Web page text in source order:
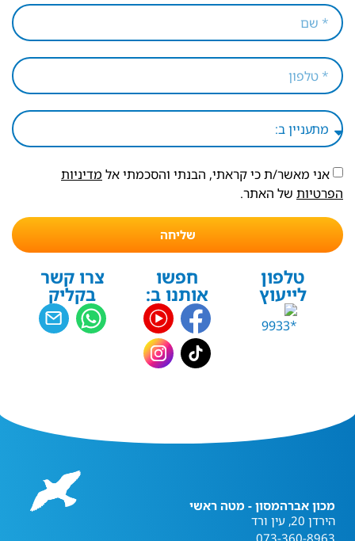
אני מאשר/ת כי קראתי, הבנתי והסכמתי אל מדיניות
הפרטיות של האתר.
שליחה
טלפון
לייעוץ
חפשו
אותנו ב:
צרו קשר
בקליק
מכון אברהמסון - מטה ראשי
הירדן 20, עין ורד